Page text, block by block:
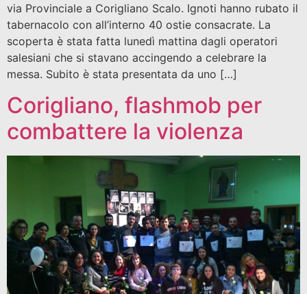
via Provinciale a Corigliano Scalo. Ignoti hanno rubato il
tabernacolo con all’interno 40 ostie consacrate. La
scoperta è stata fatta lunedì mattina dagli operatori
salesiani che si stavano accingendo a celebrare la
messa. Subito è stata presentata da uno […]
Corigliano, flashmob per
combattere la violenza